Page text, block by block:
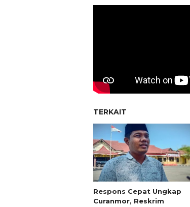
TERKAIT
Respons Cepat Ungkap
Curanmor, Reskrim